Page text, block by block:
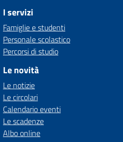
I servizi
Famiglie e studenti
Personale scolastico
Percorsi di studio
Le novità
Le notizie
Le circolari
Calendario eventi
Le scadenze
Albo online